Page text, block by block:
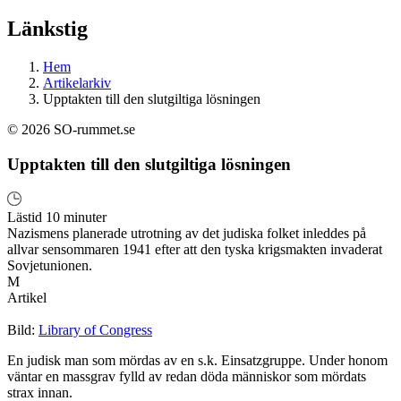
Länkstig
Hem
Artikelarkiv
Upptakten till den slutgiltiga lösningen
© 2026 SO-rummet.se
Upptakten till den slutgiltiga lösningen
Lästid 10 minuter
Nazismens planerade utrotning av det judiska folket inleddes på
allvar sensommaren 1941 efter att den tyska krigsmakten invaderat
Sovjetunionen.
M
Artikel
Bild: Library of Congress
En judisk man som mördas av en s.k. Einsatzgruppe. Under honom
väntar en massgrav fylld av redan döda människor som mördats
strax innan.